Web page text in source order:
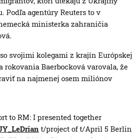
Podľa agentúry Reuters to v
ministerka zahraničia
svojimi kolegami z krajín Európskej
Baerbocková varovala, že
na najmenej osem miliónov
to RM: I presented together
t/project of t/April 5 Berlin